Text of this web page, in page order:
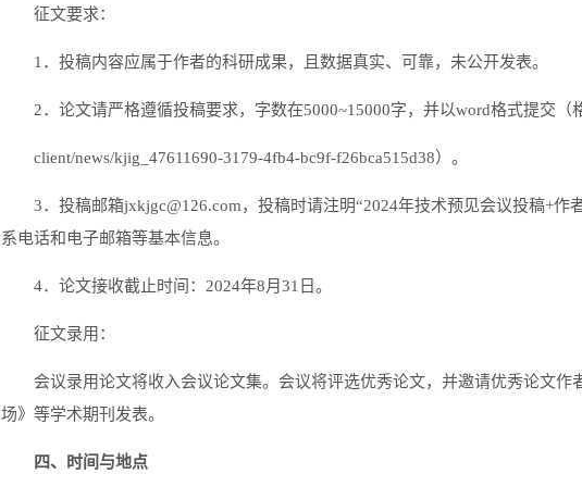
征文要求：
1．投稿内容应属于作者的科研成果，且数据真实、可靠，未公开发表。
2．论文请严格遵循投稿要求，字数在5000~15000字，并以word格式提交（
client/news/kjig_47611690-3179-4fb4-bc9f-f26bca515d38）。
3．投稿邮箱jxkjgc@126.com，投稿时请注明“2024年技术预见会议投稿+
系电话和电子邮箱等基本信息。
4．论文接收截止时间：2024年8月31日。
征文录用：
会议录用论文将收入会议论文集。会议将评选优秀论文，并邀请优秀论文
场》等学术期刊发表。
四、时间与地点